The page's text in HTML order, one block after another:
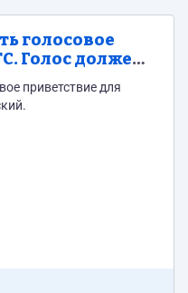
голосовое
Голос должен
приветствие для